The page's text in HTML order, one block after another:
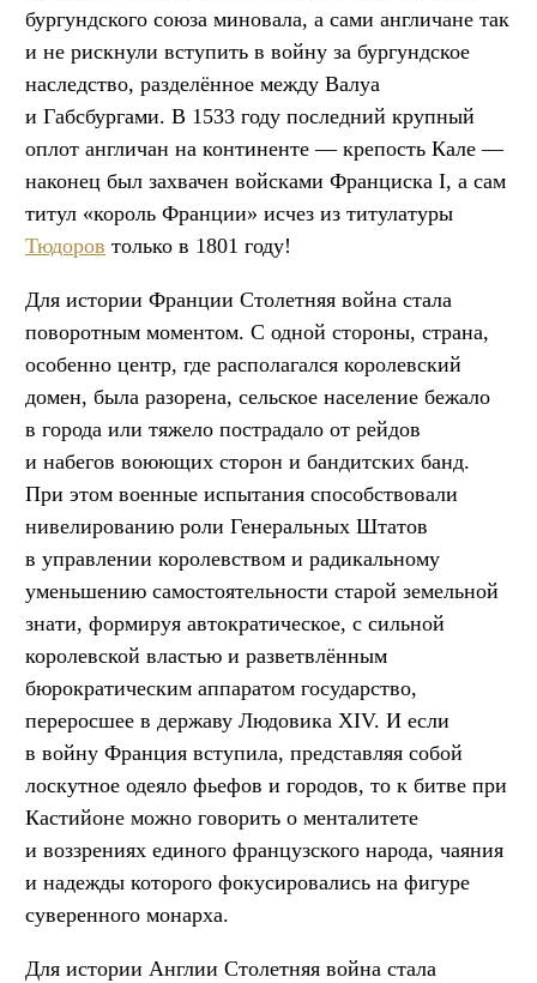
бургундского союза миновала, а сами англичане так
и не рискнули вступить в войну за бургундское
наследство, разделённое между Валуа
и Габсбургами. В 1533 году последний крупный
оплот англичан на континенте — крепость Кале —
наконец был захвачен войсками Франциска I, а сам
титул «король Франции» исчез из титулатуры
Тюдоров только в 1801 году!
Для истории Франции Столетняя война стала
поворотным моментом. С одной стороны, страна,
особенно центр, где располагался королевский
домен, была разорена, сельское население бежало
в города или тяжело пострадало от рейдов
и набегов воюющих сторон и бандитских банд.
При этом военные испытания способствовали
нивелированию роли Генеральных Штатов
в управлении королевством и радикальному
уменьшению самостоятельности старой земельной
знати, формируя автократическое, с сильной
королевской властью и разветвлённым
бюрократическим аппаратом государство,
переросшее в державу Людовика XIV. И если
в войну Франция вступила, представляя собой
лоскутное одеяло фьефов и городов, то к битве при
Кастийоне можно говорить о менталитете
и воззрениях единого французского народа, чаяния
и надежды которого фокусировались на фигуре
суверенного монарха.
Для истории Англии Столетняя война стала